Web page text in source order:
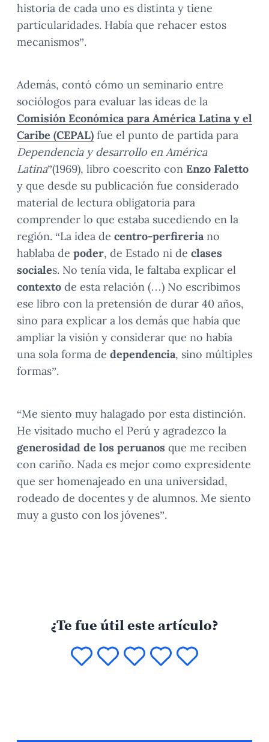
historia de cada uno es distinta y tiene
particularidades. Había que rehacer estos
mecanismos”.
Además, contó cómo un seminario entre
sociólogos para evaluar las ideas de la
Comisión Económica para América Latina y el
Caribe (CEPAL) fue el punto de partida para
Dependencia y desarrollo en América
Latina”(1969), libro coescrito con Enzo Faletto
y que desde su publicación fue considerado
material de lectura obligatoria para
comprender lo que estaba sucediendo en la
región. “La idea de centro-perfireriano
hablaba de poder, de Estado ni de clases
sociales. No tenía vida, le faltaba explicar el
contexto de esta relación (…) No escribimos
ese libro con la pretensión de durar 40 años,
sino para explicar a los demás que había que
ampliar la visión y considerar que no había
una sola forma de dependencia, sino múltiples
formas”.
“Me siento muy halagado por esta distinción.
He visitado mucho el Perú y agradezco la
generosidad de los peruanos que me reciben
con cariño. Nada es mejor como expresidente
que ser homenajeado en una universidad,
rodeado de docentes y de alumnos. Me siento
muy a gusto con los jóvenes”.
¿Te fue útil este artículo?